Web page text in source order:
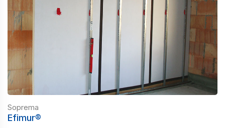
Soprema
Efimur®